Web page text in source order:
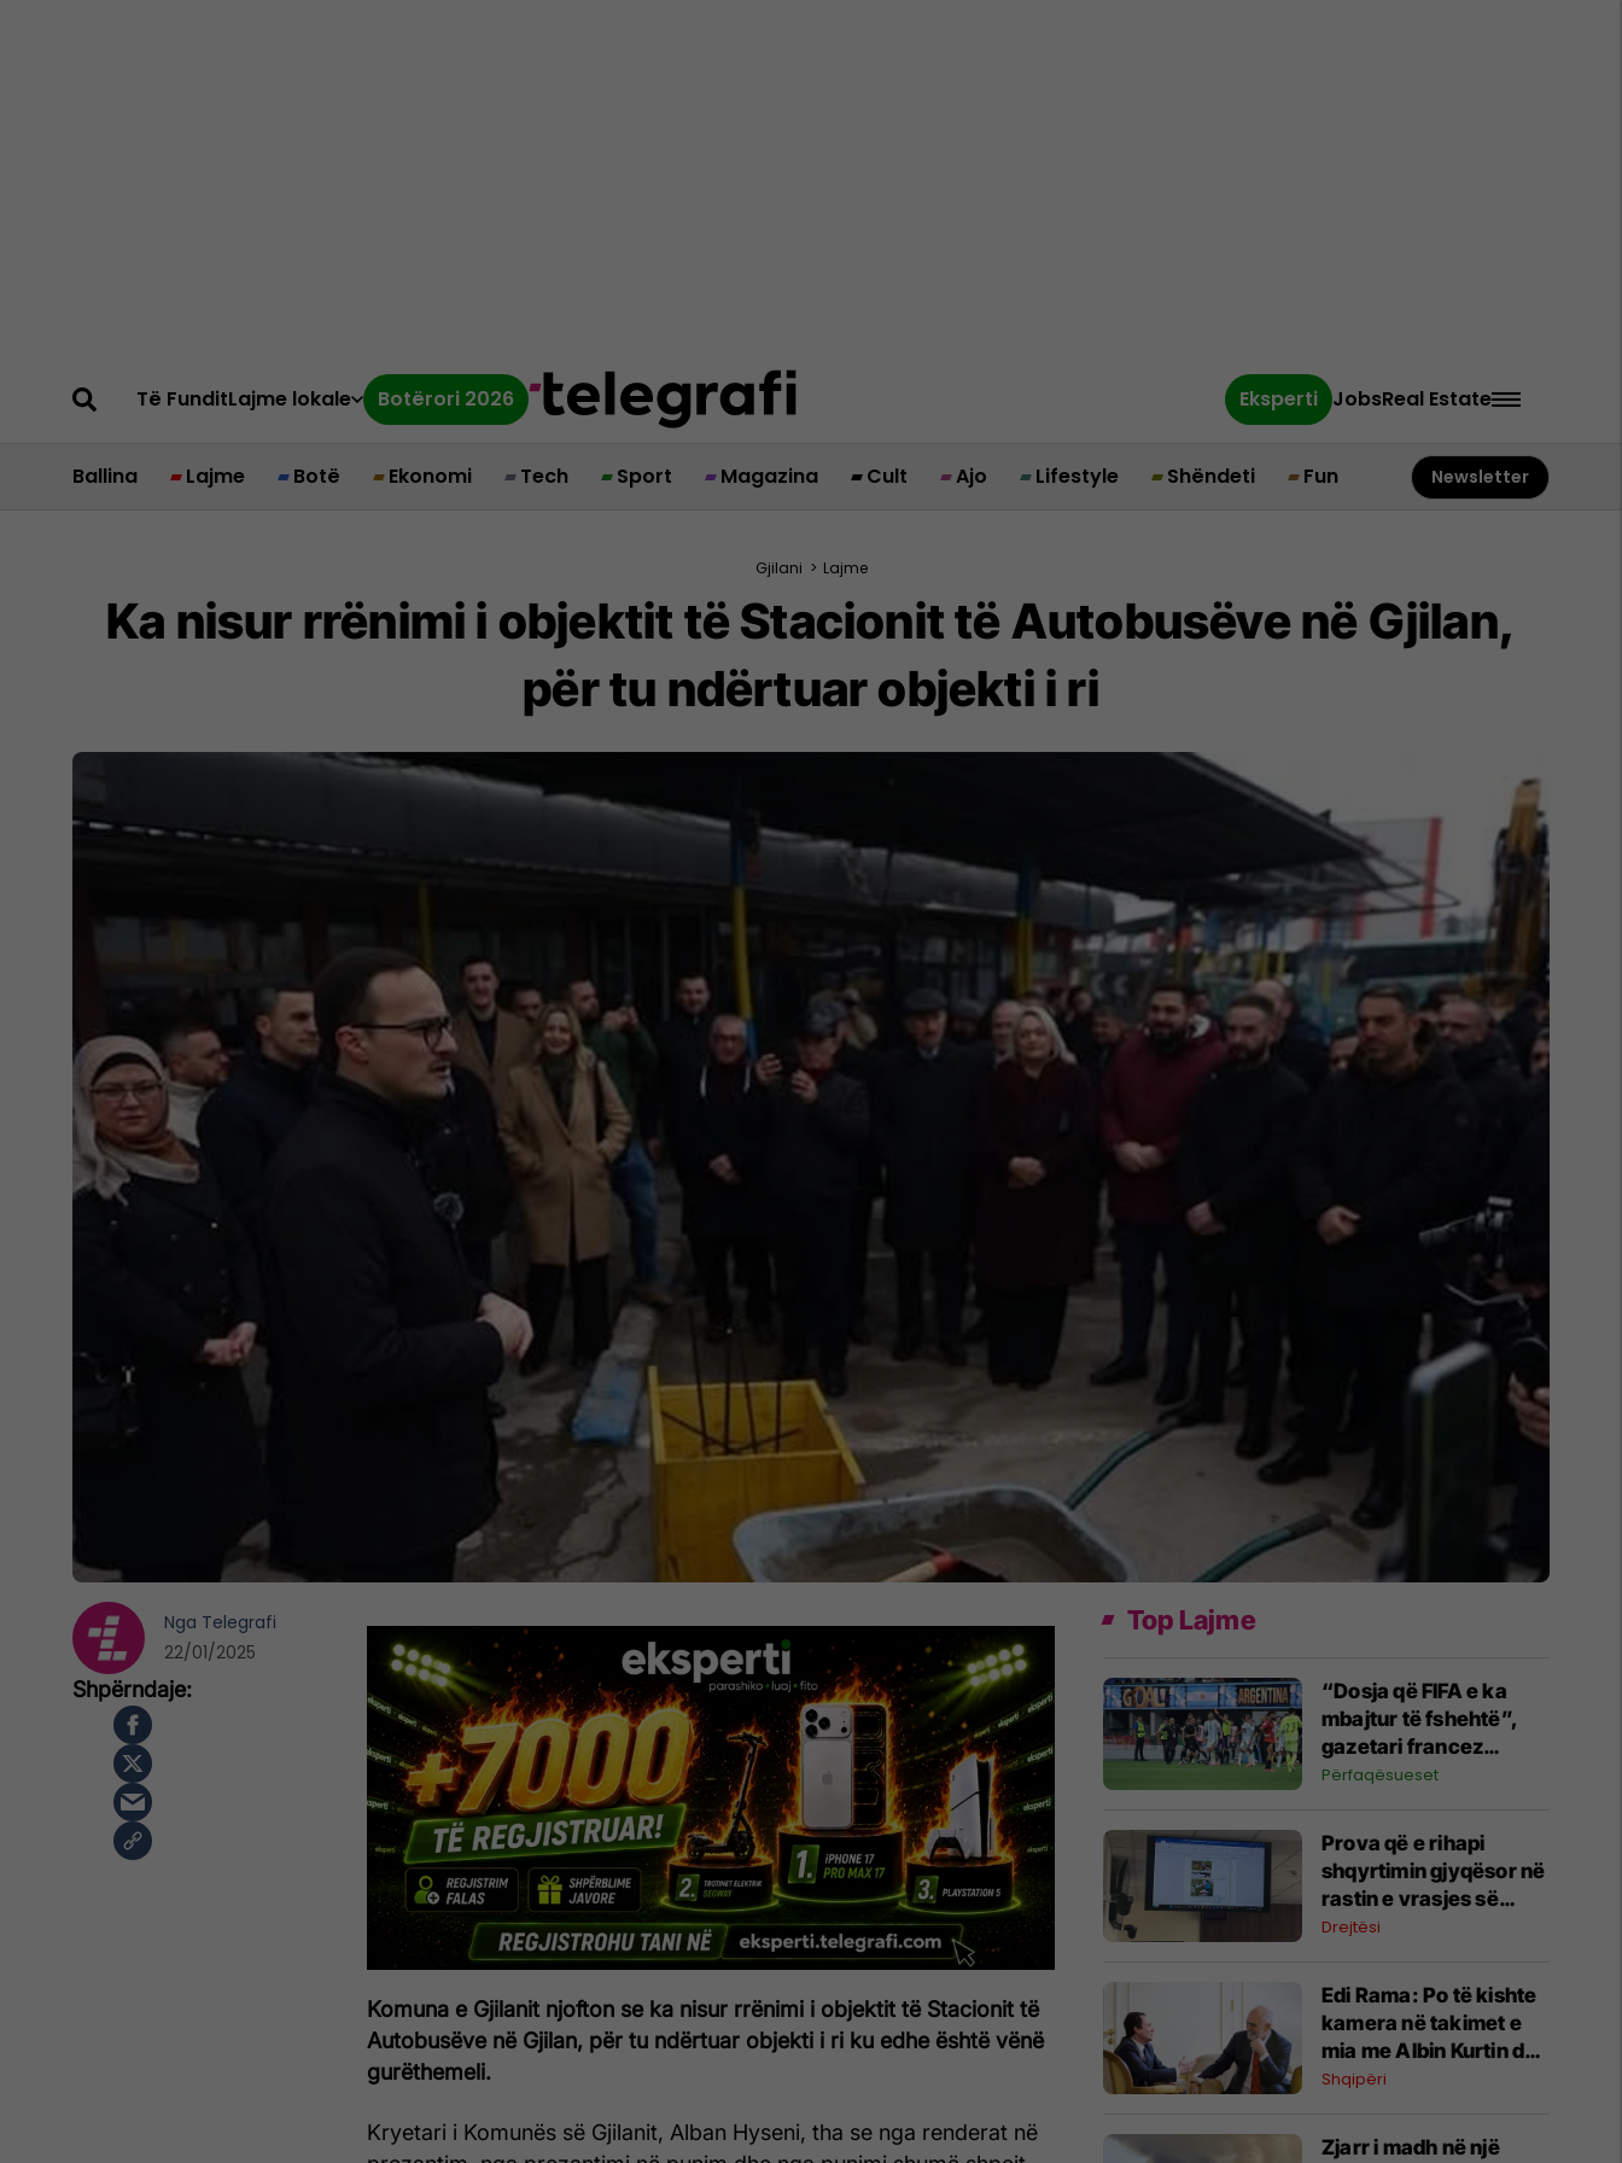
Të FunditLajme lokale Botërori 2026 Eksperti JobsReal Estate
Ballina Lajme Botë Ekonomi Tech Sport Magazina Cult Ajo Lifestyle Shëndeti Fun Newsletter
Gjilani > Lajme
Ka nisur rrënimi i objektit të Stacionit të Autobusëve në Gjilan,
për tu ndërtuar objekti i ri
Komuna e Gjilanit njofton se ka nisur rrënimi i objektit të Stacionit të
Autobusëve në Gjilan, për tu ndërtuar objekti i ri ku edhe është vënë
gurëthemeli.
Kryetari i Komunës së Gjilanit, Alban Hyseni, tha se nga renderat në
Nga Telegrafi
22/01/2025
Top Lajme
“Dosja që FIFA e ka
mbajtur të fshehtë”,
gazetari francez
paralajmëron hetimin
Argjentinën
Përfaqësueset
Prova që e rihapi
shqyrtimin gjyqësor në
rastin e vrasjes së
trefishtë në Gllogjan
Drejtësi
​Edi Rama: Po të kishte
kamera në takimet e
mia me Albin Kurtin do
të habitej dynjaja
Shqipëri
Zjarr i madh në një